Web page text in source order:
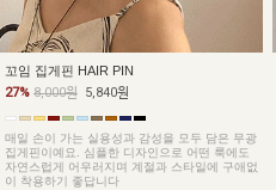
꼬임 집게핀 HAIR PIN
27% 8,000원 5,840원
매일 손이 가는 실용성과 감성을 모두 담은 무광
집게핀이예요. 심플한 디자인으로 어떤 룩에도
자연스럽게 어우러지며 계절과 스타일에 구애없
이 착용하기 좋답니다